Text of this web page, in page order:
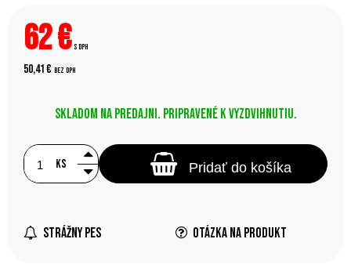
62€ s DPH
50,41 € bez DPH
Skladom na predajni. Pripravené k vyzdvihnutiu.
ks Pridať do košíka
Strážny pes Otázka na produkt